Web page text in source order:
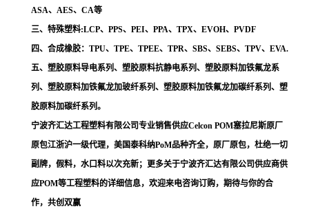
ASA、AES、CA等
三、特殊塑料:LCP、PPS、PEI、PPA、TPX、EVOH、PVDF
四、合成橡胶：TPU、TPE、TPEE、TPR、SBS、SEBS、TPV、EVA.
五、塑胶原料导电系列、塑胶原料抗静电系列、塑胶原料加铁氟龙系
列、塑胶原料加铁氟龙加玻纤系列、塑胶原料加铁氟龙加碳纤系列、塑
胶原料加碳纤系列。
宁波齐汇达工程塑料有限公司专业销售供应Celcon POM塞拉尼斯原厂
原包江浙沪一级代理，美国泰科纳PoM品种齐全，原厂原包，杜绝一切
副牌，假料，水口料以次充新；更多关于宁波齐汇达有限公司供应商供
应POM等工程塑料的详细信息，欢迎来电咨询订购，期待与你的合
作，共创双赢